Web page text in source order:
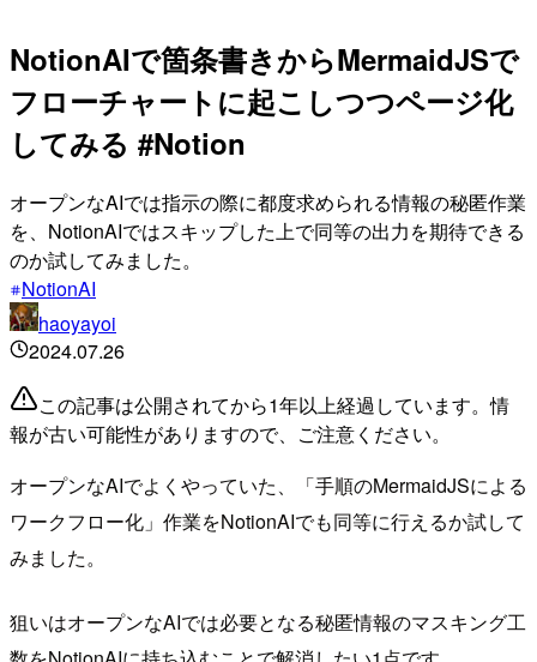
NotionAIで箇条書きからMermaidJSで
フローチャートに起こしつつページ化
してみる #Notion
オープンなAIでは指示の際に都度求められる情報の秘匿作業
を、NotionAIではスキップした上で同等の出力を期待できる
のか試してみました。
NotionAI
haoyayoi
2024.07.26
この記事は公開されてから1年以上経過しています。情
報が古い可能性がありますので、ご注意ください。
オープンなAIでよくやっていた、「手順のMermaidJSによる
ワークフロー化」作業をNotionAIでも同等に行えるか試して
みました。
狙いはオープンなAIでは必要となる秘匿情報のマスキング工